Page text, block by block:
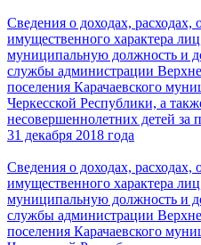
Сведения о доходах, расходах,
имущественного характера
муниципальную должность и
службы администрации
поселения Карачаевского
Черкесской Республики, а
несовершеннолетних детей за
31 декабря 2018 года
Сведения о доходах, расходах,
имущественного характера
муниципальную должность и
службы администрации
поселения Карачаевского